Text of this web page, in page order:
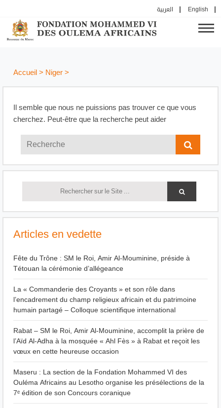
العربية English
Accueil> Niger>
Il semble que nous ne puissions pas trouver ce que vous
cherchez. Peut-être que la recherche peut aider
Articles en vedette
Fête du Trône : SM le Roi, Amir Al-Mouminine, préside à
Tétouan la cérémonie d’allégeance
La « Commanderie des Croyants » et son rôle dans
l’encadrement du champ religieux africain et du patrimoine
humain partagé – Colloque scientifique international
Rabat – SM le Roi, Amir Al-Mouminine, accomplit la prière de
l’Aïd Al-Adha à la mosquée « Ahl Fès » à Rabat et reçoit les
vœux en cette heureuse occasion
Maseru : La section de la Fondation Mohammed VI des
Ouléma Africains au Lesotho organise les présélections de la
7ᵉ édition de son Concours coranique